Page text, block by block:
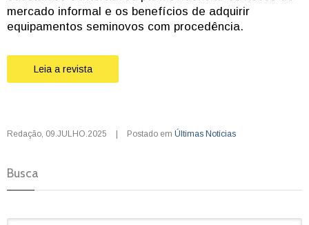
mercado informal e os benefícios de adquirir
equipamentos seminovos com procedência.
Leia a revista
Redação 09.JULHO.2025 | Postado em Últimas Notícias
Busca